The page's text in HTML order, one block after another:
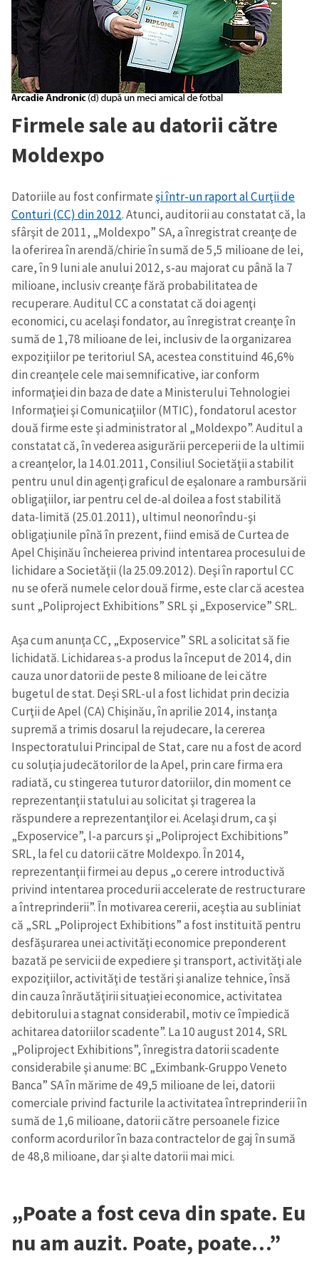
Trimite o informație
Despre ZdG
in English
на русском
Firmele sale au datorii către
Moldexpo
Datoriile au fost confirmateşi într-un raport al Curţii de
Conturi (CC) din 2012. Atunci, auditorii au constatat că, la
sfârşit de 2011, „Moldexpo” SA, a înregistrat creanţe de
la oferirea în arendă/chirie în sumă de 5,5 milioane de lei,
care, în 9 luni ale anului 2012, s-au majorat cu până la 7
milioane, inclusiv creanţe fără probabilitatea de
recuperare. Auditul CC a constatat că doi agenţi
economici, cu acelaşi fondator, au înregistrat creanţe în
sumă de 1,78 milioane de lei, inclusiv de la organizarea
expoziţiilor pe teritoriul SA, acestea constituind 46,6%
din creanţele cele mai semnificative, iar conform
informaţiei din baza de date a Ministerului Tehnologiei
Informaţiei şi Comunicaţiilor (MTIC), fondatorul acestor
două firme este şi administrator al „Moldexpo”. Auditul a
constatat că, în vederea asigurării perceperii de la ultimii
a creanţelor, la 14.01.2011, Consiliul Societăţii a stabilit
pentru unul din agenţi graficul de eşalonare a rambursării
obligaţiilor, iar pentru cel de-al doilea a fost stabilită
data-limită (25.01.2011), ultimul neonorîndu-şi
obligaţiunile pînă în prezent, fiind emisă de Curtea de
Apel Chişinău încheierea privind intentarea procesului de
lichidare a Societăţii (la 25.09.2012). Deşi în raportul CC
nu se oferă numele celor două firme, este clar că acestea
sunt „Poliproject Exhibitions” SRL şi „Exposervice” SRL.
Aşa cum anunţa CC, „Exposervice” SRL a solicitat să fie
lichidată. Lichidarea s-a produs la început de 2014, din
cauza unor datorii de peste 8 milioane de lei către
bugetul de stat. Deşi SRL-ul a fost lichidat prin decizia
Curţii de Apel (CA) Chişinău, în aprilie 2014, instanţa
supremă a trimis dosarul la rejudecare, la cererea
Inspectoratului Principal de Stat, care nu a fost de acord
cu soluţia judecătorilor de la Apel, prin care firma era
radiată, cu stingerea tuturor datoriilor, din moment ce
reprezentanţii statului au solicitat şi tragerea la
răspundere a reprezentanţilor ei. Acelaşi drum, ca şi
„Exposervice”, l-a parcurs şi „Poliproject Exchibitions”
SRL, la fel cu datorii către Moldexpo. În 2014,
reprezentanţii firmei au depus „o cerere introductivă
privind intentarea procedurii accelerate de restructurare
a întreprinderii”. În motivarea cererii, aceştia au subliniat
că „SRL „Poliproject Exhibitions” a fost instituită pentru
desfăşurarea unei activităţi economice preponderent
bazată pe servicii de expediere şi transport, activităţi ale
expoziţiilor, activităţi de testări şi analize tehnice, însă
din cauza înrăutăţirii situaţiei economice, activitatea
debitorului a stagnat considerabil, motiv ce împiedică
achitarea datoriilor scadente”. La 10 august 2014, SRL
„Poliproject Exhibitions”, înregistra datorii scadente
considerabile şi anume: BC „Eximbank-Gruppo Veneto
Banca” SA în mărime de 49,5 milioane de lei, datorii
comerciale privind facturile la activitatea întreprinderii în
sumă de 1,6 milioane, datorii către persoanele fizice
conform acordurilor în baza contractelor de gaj în sumă
de 48,8 milioane, dar şi alte datorii mai mici.
„Poate a fost ceva din spate. Eu
nu am auzit. Poate, poate…”